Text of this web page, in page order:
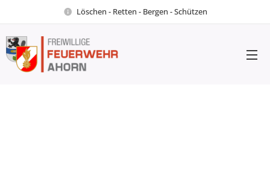
Löschen - Retten - Bergen - Schützen